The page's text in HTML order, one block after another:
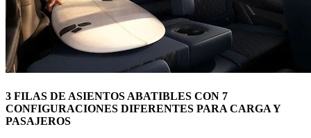
3 FILAS DE ASIENTOS ABATIBLES CON 7
CONFIGURACIONES DIFERENTES PARA CARGA Y
PASAJEROS